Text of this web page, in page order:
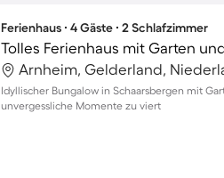
Ferienhaus ∙ 4 Gäste ∙ 2 Schlafzimmer
Arnheim, Gelderland,
Idyllischer Bungalow in Schaarsbergen mit
unvergessliche Momente zu viert